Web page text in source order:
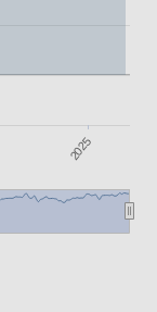
2025